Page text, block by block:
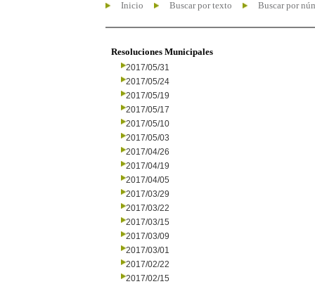
Inicio Buscar por texto Buscar por
Resoluciones Municipales
2017/05/31
2017/05/24
2017/05/19
2017/05/17
2017/05/10
2017/05/03
2017/04/26
2017/04/19
2017/04/05
2017/03/29
2017/03/22
2017/03/15
2017/03/09
2017/03/01
2017/02/22
2017/02/15